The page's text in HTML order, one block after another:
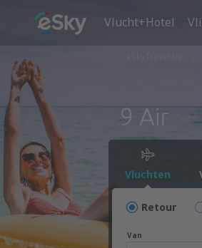
Vlucht+Hotel
9 Air
Vluchten
Retour
Van